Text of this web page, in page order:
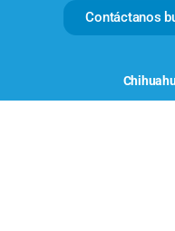
Contáctanos